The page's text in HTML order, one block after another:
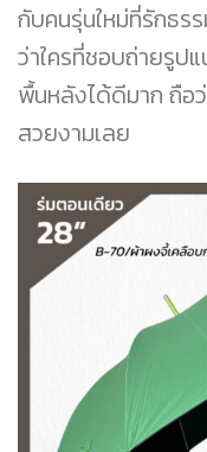
กับคนรุ่นใหม่ที่รักธร
ว่าใครที่ชอบถ่ายรูป
พื้นหลังได้ดีมาก ถือ
สวยงามเลย